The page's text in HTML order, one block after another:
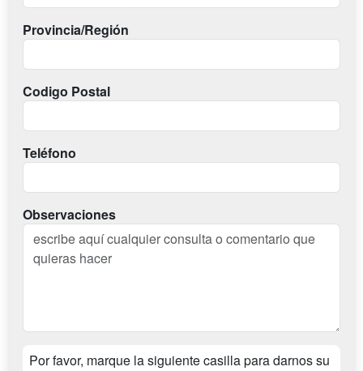
Provincia/Región
Codigo Postal
Teléfono
Observaciones
Por favor, marque la siguiente casilla para darnos su